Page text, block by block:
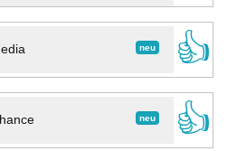
neu
👍
neu
👍